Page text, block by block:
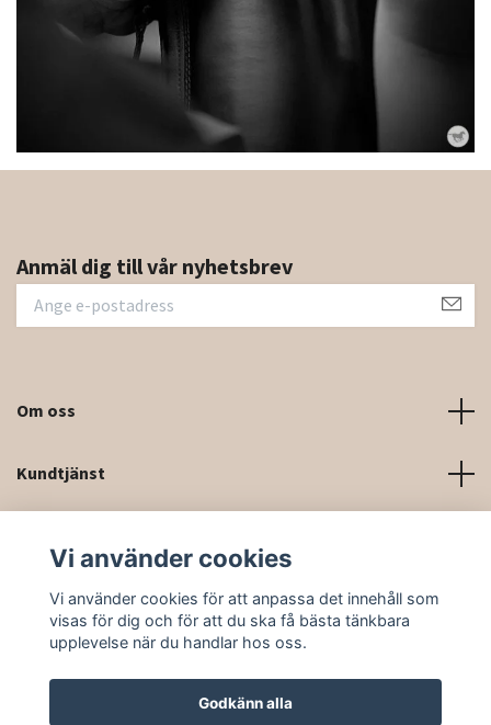
Anmäl dig till vår nyhetsbrev
Om oss
Kundtjänst
Sociala medier
Vi använder cookies
Vi använder cookies för att anpassa det innehåll som
visas för dig och för att du ska få bästa tänkbara
upplevelse när du handlar hos oss.
Godkänn alla